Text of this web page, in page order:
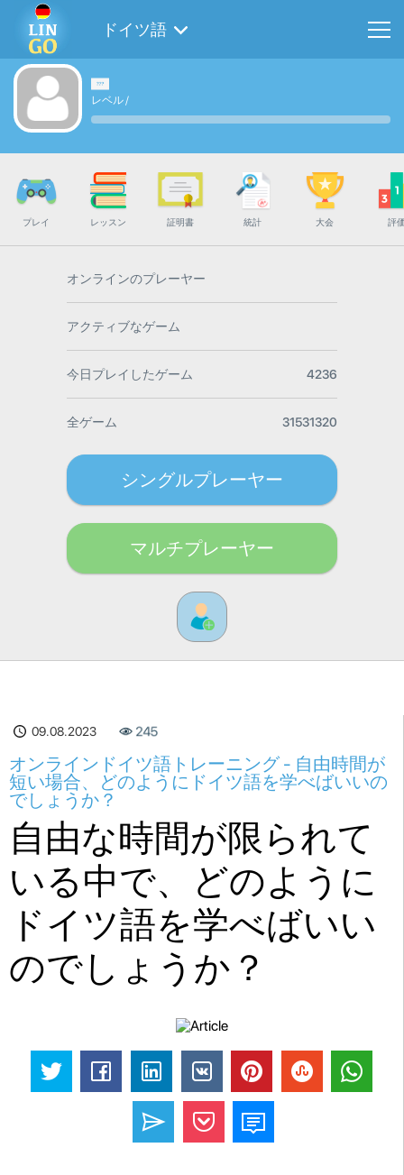
ドイツ語
レベル/
プレイ レッスン 証明書 統計 大会 評
オンラインのプレーヤー
アクティブなゲーム
今日プレイしたゲーム 4236
全ゲーム 31531320
シングルプレーヤー
マルチプレーヤー
09.08.2023 245
オンラインドイツ語トレーニング - 自由時間が
短い場合、どのようにドイツ語を学べばいいの
でしょうか？
自由な時間が限られて
いる中で、どのように
ドイツ語を学べばいい
のでしょうか？